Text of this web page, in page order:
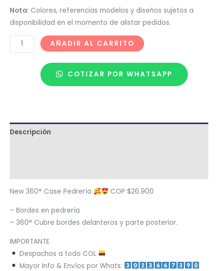
Nota: Colores, referencias modelos y diseños sujetos a
disponibilidad en el momento de alistar pedidos.
AÑADIR AL CARRITO
COTIZAR POR WHATSAPP
Descripción
New 360° Case Pedrería COP $26.900
– Bordes en pedrería
– 360° Cubre bordes delanteros y parte posterior.
IMPORTANTE
Despachos a todo COL
Mayor Info & Envíos por Whats: